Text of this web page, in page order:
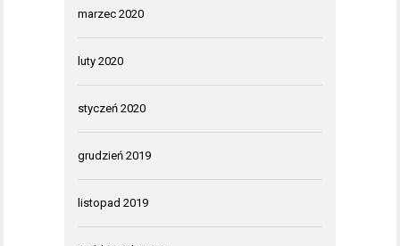
marzec 2020
luty 2020
styczeń 2020
grudzień 2019
listopad 2019